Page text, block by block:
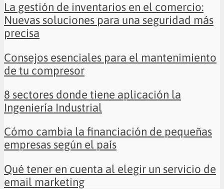
La gestión de inventarios en el comercio:
Nuevas soluciones para una seguridad más
precisa
Consejos esenciales para el mantenimiento
de tu compresor
8 sectores donde tiene aplicación la
Ingeniería Industrial
Cómo cambia la financiación de pequeñas
empresas según el país
Qué tener en cuenta al elegir un servicio de
email marketing